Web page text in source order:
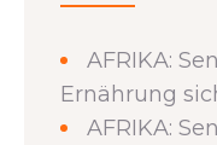
AFRIKA:
Ernährung
AFRIKA: